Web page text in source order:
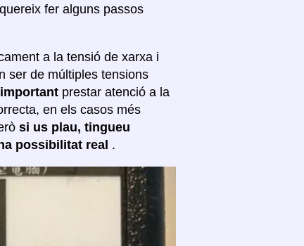
fer alguns passos
a la tensió de xarxa i
ser de múltiples tensions
important prestar atenció a la
en els casos més
si us plau, tingueu
possibilitat real .